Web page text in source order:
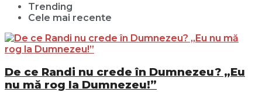
Trending
Cele mai recente
De ce Randi nu crede în Dumnezeu? „Eu
nu mă rog la Dumnezeu!”